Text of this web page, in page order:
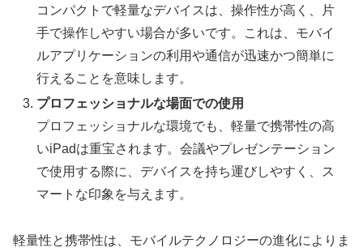
コンパクトで軽量なデバイスは、操作性が高く、片
手で操作しやすい場合が多いです。これは、モバイ
ルアプリケーションの利用や通信が迅速かつ簡単に
行えることを意味します。
プロフェッショナルな場面での使用
プロフェッショナルな環境でも、軽量で携帯性の高
いiPadは重宝されます。会議やプレゼンテーション
で使用する際に、デバイスを持ち運びしやすく、ス
マートな印象を与えます。
軽量性と携帯性は、モバイルテクノロジーの進化によりま